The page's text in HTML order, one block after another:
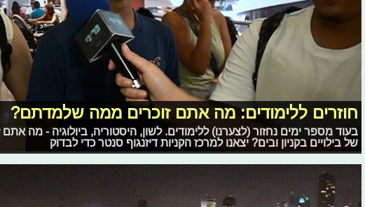
חוזרים ללימודים: מה אתם זוכרים ממה שלמדתם?
בעוד מספר ימים נחזור (לצערנו) ללימודים. לשון, היסטוריה, ביולוגיה - מה אתם
של בילויים בקניון ובים? יצאנו למרכז הקניות דיזנגוף סנטר כדי לבדוק